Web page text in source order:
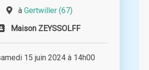
à Gertwiller (67)
Maison ZEYSSOLFF
15 juin 2024 à 14h00